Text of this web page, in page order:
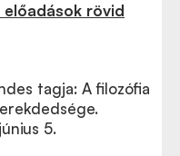
rövid
tagja: A filozófia
5.